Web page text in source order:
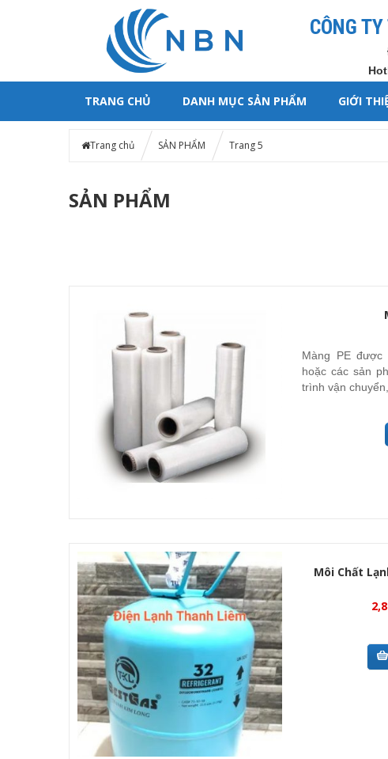
CÔNG
TRANG CHỦ DANH MỤC SẢN PHẨM GIỚI
Trang chủ SẢN PHẨM Trang 5
SẢN PHẨM
Màng PE được
hoặc các sản
trình vận
Môi Chất